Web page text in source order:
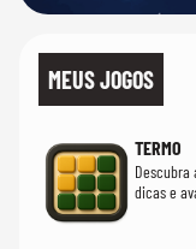
MEUS JOGOS
TERMO
Descubra
dicas e